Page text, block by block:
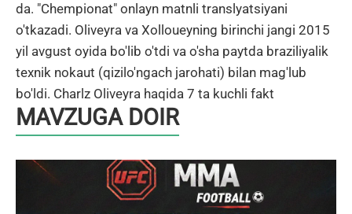
da. "Chempionat" onlayn matnli translyatsiyani
o'tkazadi. Oliveyra va Xolloueyning birinchi jangi 2015
yil avgust oyida bo'lib o'tdi va o'sha paytda braziliyalik
texnik nokaut (qizilo'ngach jarohati) bilan mag'lub
bo'ldi. Charlz Oliveyra haqida 7 ta kuchli fakt
MAVZUGA DOIR